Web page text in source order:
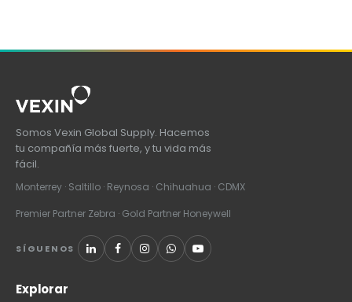
Somos Vexin Global Supply. Hacemos
tu compañía más fuerte, y tu vida más
fácil.
Monterrey · Saltillo · Reynosa · Chihuahua · CDMX
Premier Partner Zebra · Gold Partner Honeywell
SÍGUENOS
Explorar